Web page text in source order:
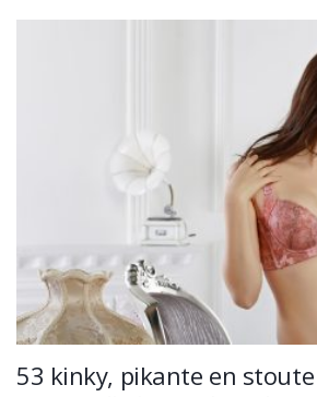
53 kinky, pikante en stoute